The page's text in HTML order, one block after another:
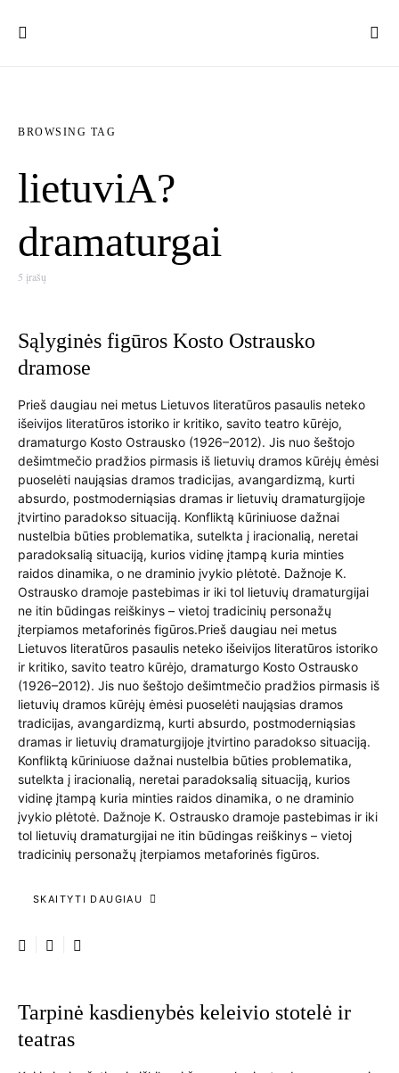
BROWSING TAG
lietuviA?
dramaturgai
5 įrašų
Sąlyginės figūros Kosto Ostrausko
dramose
Prieš daugiau nei metus Lietuvos literatūros pasaulis neteko
išeivijos literatūros istoriko ir kritiko, savito teatro kūrėjo,
dramaturgo Kosto Ostrausko (1926–2012). Jis nuo šeštojo
dešimtmečio pradžios pirmasis iš lietuvių dramos kūrėjų ėmėsi
puoselėti naująsias dramos tradicijas, avangardizmą, kurti
absurdo, postmoderniąsias dramas ir lietuvių dramaturgijoje
įtvirtino paradokso situaciją. Konfliktą kūriniuose dažnai
nustelbia būties problematika, sutelkta į iracionalią, neretai
paradoksalią situaciją, kurios vidinę įtampą kuria minties
raidos dinamika, o ne draminio įvykio plėtotė. Dažnoje K.
Ostrausko dramoje pastebimas ir iki tol lietuvių dramaturgijai
ne itin būdingas reiškinys – vietoj tradicinių personažų
įterpiamos metaforinės figūros.Prieš daugiau nei metus
Lietuvos literatūros pasaulis neteko išeivijos literatūros istoriko
ir kritiko, savito teatro kūrėjo, dramaturgo Kosto Ostrausko
(1926–2012). Jis nuo šeštojo dešimtmečio pradžios pirmasis iš
lietuvių dramos kūrėjų ėmėsi puoselėti naująsias dramos
tradicijas, avangardizmą, kurti absurdo, postmoderniąsias
dramas ir lietuvių dramaturgijoje įtvirtino paradokso situaciją.
Konfliktą kūriniuose dažnai nustelbia būties problematika,
sutelkta į iracionalią, neretai paradoksalią situaciją, kurios
vidinę įtampą kuria minties raidos dinamika, o ne draminio
įvykio plėtotė. Dažnoje K. Ostrausko dramoje pastebimas ir iki
tol lietuvių dramaturgijai ne itin būdingas reiškinys – vietoj
tradicinių personažų įterpiamos metaforinės figūros.
SKAITYTI DAUGIAU
Tarpinė kasdienybės keleivio stotelė ir
teatras